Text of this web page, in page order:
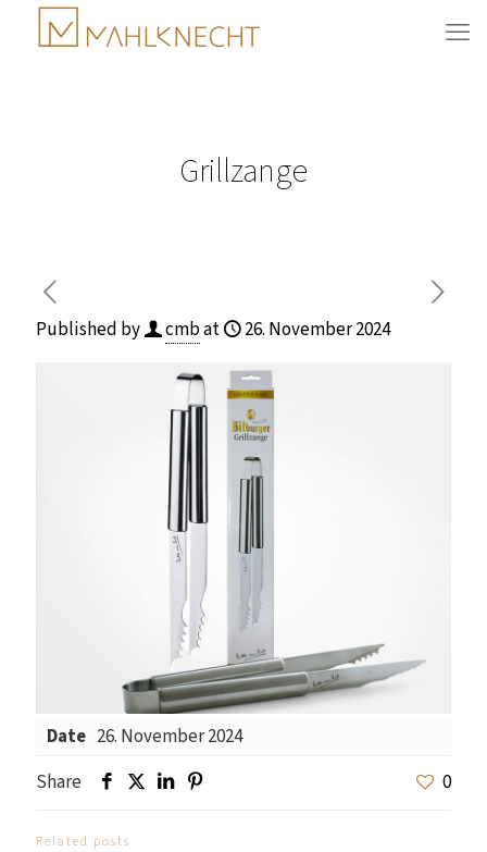
Grillzange
Published by cmbat 26. November 2024
Date 26. November 2024
Share
0
Related posts